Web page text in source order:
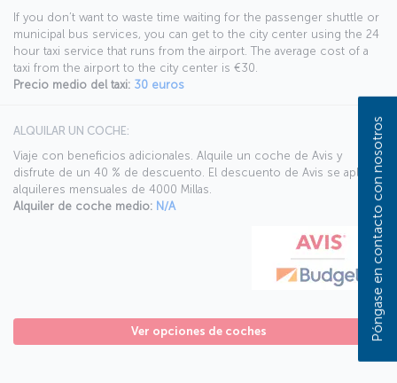
If you don’t want to waste time waiting for the passenger shuttle or
municipal bus services, you can get to the city center using the 24
hour taxi service that runs from the airport. The average cost of a
taxi from the airport to the city center is €30.
Precio medio del taxi: 30 euros
ALQUILAR UN COCHE:
Viaje con beneficios adicionales. Alquile un coche de Avis y
disfrute de un 40 % de descuento. El descuento de Avis se aplica a
alquileres mensuales de 4000 Millas.
Alquiler de coche medio: N/A
Ver opciones de coches Póngase en contacto con nosotros